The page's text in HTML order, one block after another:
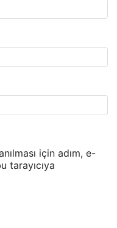
için adım, e-
tarayıcıya